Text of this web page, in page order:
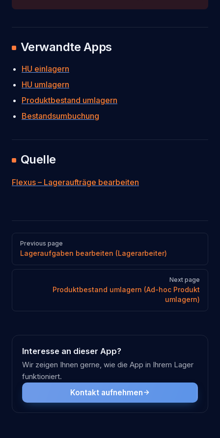
Verwandte Apps
HU einlagern
HU umlagern
Produktbestand umlagern
Bestandsumbuchung
Quelle
Flexus – Lageraufträge bearbeiten
Pager
Previous page
Lageraufgaben bearbeiten (Lagerarbeiter)
Next page
Produktbestand umlagern (Ad-hoc Produkt
umlagern)
Interesse an dieser App?
Wir zeigen Ihnen gerne, wie die App in Ihrem Lager
funktioniert.
Kontakt aufnehmen